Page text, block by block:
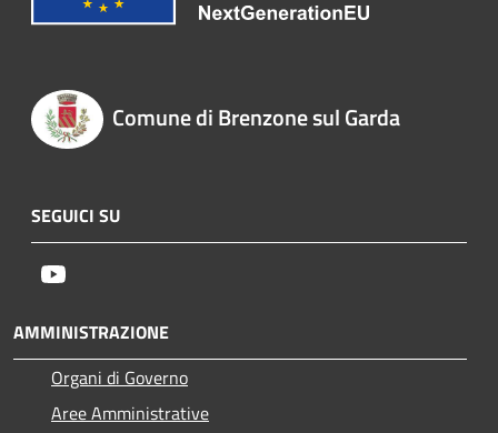
Comune di Brenzone sul Garda
SEGUICI SU
AMMINISTRAZIONE
Organi di Governo
Aree Amministrative